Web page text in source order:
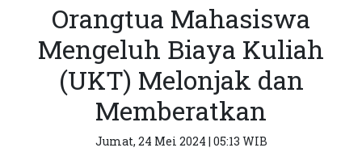
Orangtua Mahasiswa
Mengeluh Biaya Kuliah
(UKT) Melonjak dan
Memberatkan
Jumat, 24 Mei 2024 | 05:13 WIB